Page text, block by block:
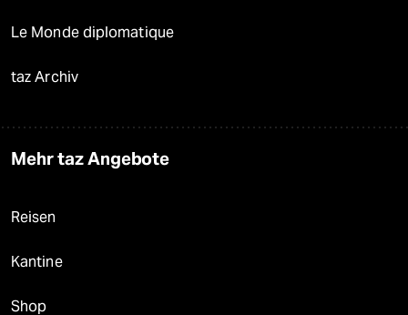
Le Monde diplomatique
taz Archiv
Mehr taz Angebote
Reisen
Kantine
Shop